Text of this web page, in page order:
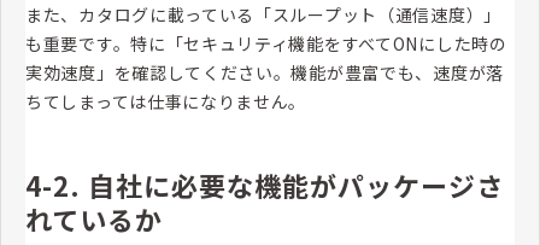
また、カタログに載っている「スループット（通信速度）」
も重要です。特に「セキュリティ機能をすべてONにした時の
実効速度」を確認してください。機能が豊富でも、速度が落
ちてしまっては仕事になりません。
4-2. 自社に必要な機能がパッケージさ
れているか